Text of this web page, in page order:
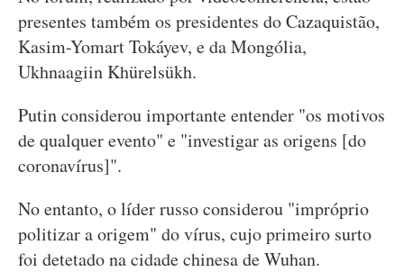
presentes também os presidentes do Cazaquistão,
Kasim-Yomart Tokáyev, e da Mongólia,
Ukhnaagiin Khürelsükh.
Putin considerou importante entender "os motivos
de qualquer evento" e "investigar as origens [do
coronavírus]".
No entanto, o líder russo considerou "impróprio
politizar a origem" do vírus, cujo primeiro surto
foi detetado na cidade chinesa de Wuhan.